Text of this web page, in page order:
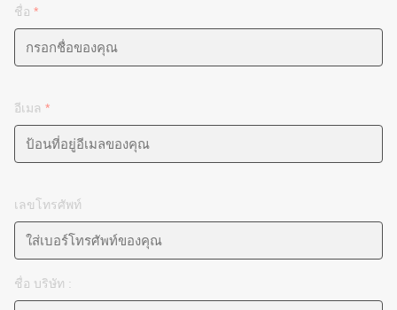
ชื่อ *
อีเมล *
เลขโทรศัพท์
ชื่อ บริษัท :